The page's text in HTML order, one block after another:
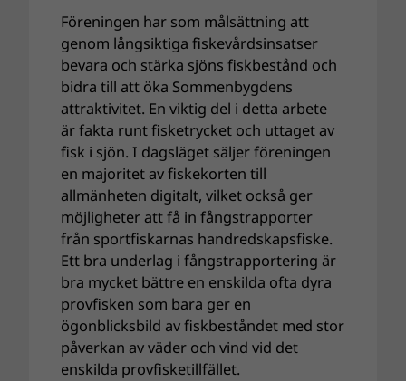
Föreningen har som målsättning att
genom långsiktiga fiskevårdsinsatser
bevara och stärka sjöns fiskbestånd och
bidra till att öka Sommenbygdens
attraktivitet. En viktig del i detta arbete
är fakta runt fisketrycket och uttaget av
fisk i sjön. I dagsläget säljer föreningen
en majoritet av fiskekorten till
allmänheten digitalt, vilket också ger
möjligheter att få in fångstrapporter
från sportfiskarnas handredskapsfiske.
Ett bra underlag i fångstrapportering är
bra mycket bättre en enskilda ofta dyra
provfisken som bara ger en
ögonblicksbild av fiskbeståndet med stor
påverkan av väder och vind vid det
enskilda provfisketillfället.